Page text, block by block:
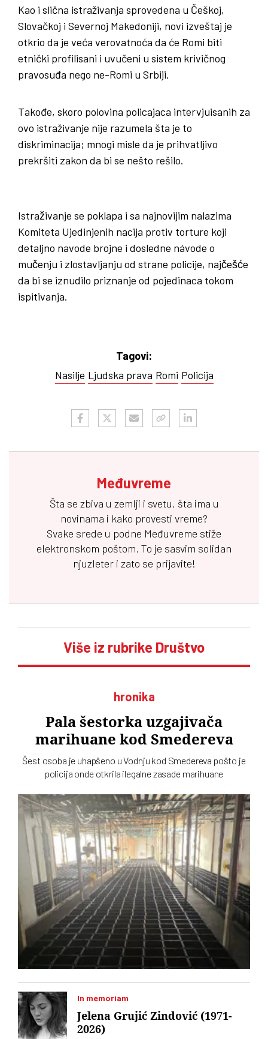
Kao i slična istraživanja sprovedena u Češkoj,
Slovačkoj i Severnoj Makedoniji, novi izveštaj je
otkrio da je veća verovatnoća da će Romi biti
etnički profilisani i uvučeni u sistem krivičnog
pravosuđa nego ne-Romi u Srbiji.
Takođe, skoro polovina policajaca intervjuisanih za
ovo istraživanje nije razumela šta je to
diskriminacija; mnogi misle da je prihvatljivo
prekršiti zakon da bi se nešto rešilo.
Istraživanje se poklapa i sa najnovijim nalazima
Komiteta Ujedinjenih nacija protiv torture koji
detaljno navode brojne i dosledne návode o
mučenju i zlostavljanju od strane policije, najčešće
da bi se iznudilo priznanje od pojedinaca tokom
ispitivanja.
Tagovi:
Nasilje Ljudska prava Romi Policija
Međuvreme
Šta se zbiva u zemlji i svetu, šta ima u
novinama i kako provesti vreme?
Svake srede u podne Međuvreme stiže
elektronskom poštom. To je sasvim solidan
njuzleter i zato se prijavite!
Više iz rubrike Društvo
hronika
Pala šestorka uzgajivača
marihuane kod Smedereva
Šest osoba je uhapšeno u Vodnju kod Smedereva pošto je
policija onde otkrila ilegalne zasade marihuane
In memoriam
Jelena Grujić Zindović (1971-
2026)